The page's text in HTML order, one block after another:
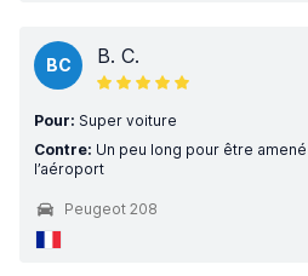
BC B. C.
Pour: Super voiture
Contre: Un peu long pour être
l’aéroport
Peugeot 208